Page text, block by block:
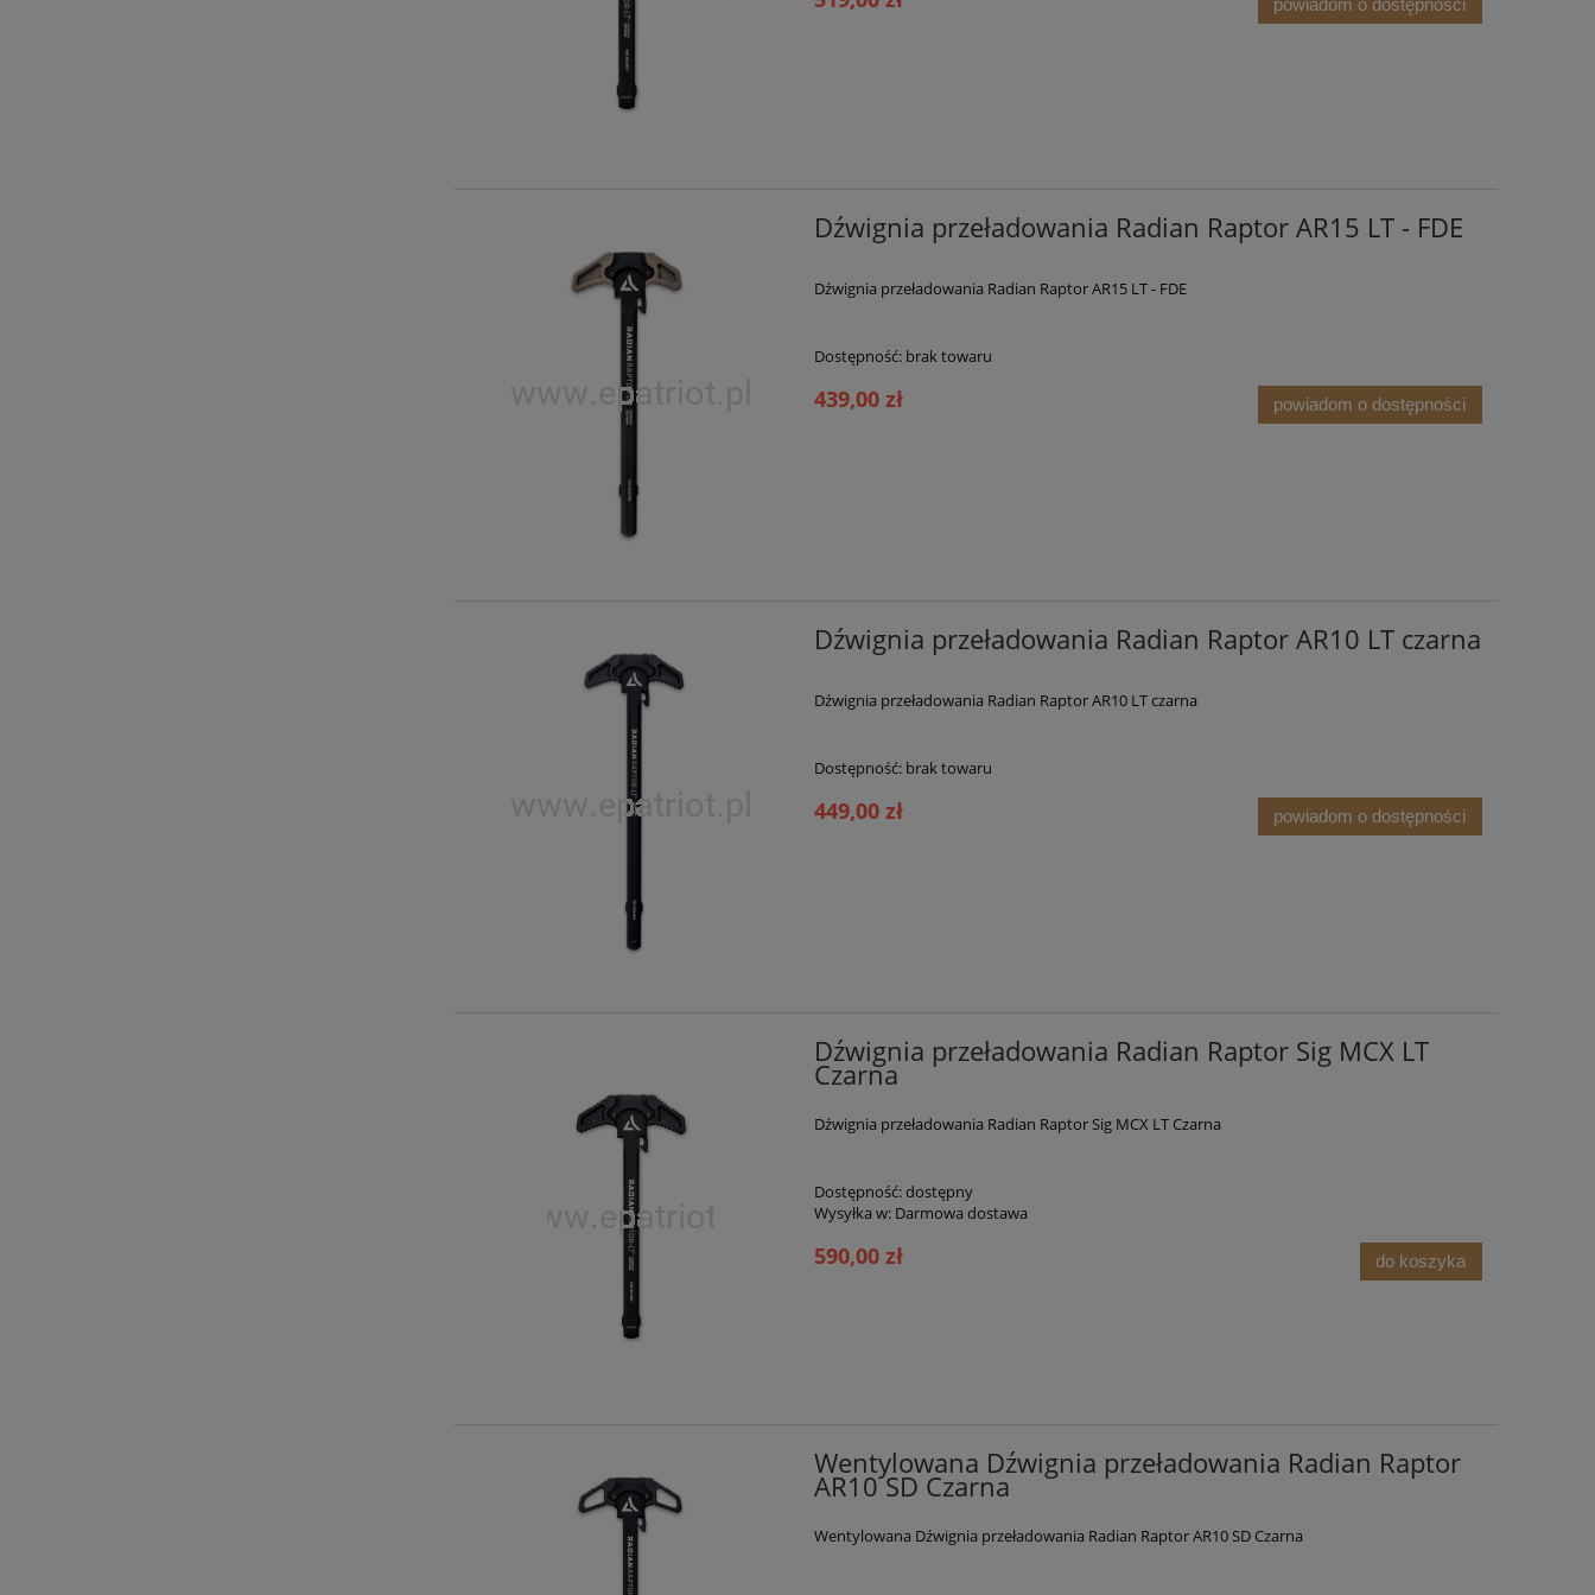
powiadom o dostępności
Dźwignia przeładowania Radian Raptor AR15 LT - FDE
Dźwignia przeładowania Radian Raptor AR15 LT - FDE
Dostępność: brak towaru
439,00 zł powiadom o dostępności
Dźwignia przeładowania Radian Raptor AR10 LT czarna
Dźwignia przeładowania Radian Raptor AR10 LT czarna
Dostępność: brak towaru
449,00 zł powiadom o dostępności
Dźwignia przeładowania Radian Raptor Sig MCX LT
Czarna
Dźwignia przeładowania Radian Raptor Sig MCX LT Czarna
Dostępność:dostępny
Wysyłka w: Darmowa dostawa
590,00 zł do koszyka
Wentylowana Dźwignia przeładowania Radian Raptor
AR10 SD Czarna
Wentylowana Dźwignia przeładowania Radian Raptor AR10 SD Czarna